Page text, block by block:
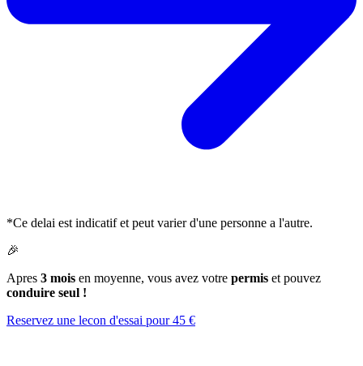
*Ce delai est indicatif et peut varier d'une personne a l'autre.
🎉
Apres 3 mois en moyenne, vous avez votre permis et pouvez
conduire seul !
Reservez une lecon d'essai pour 45 €